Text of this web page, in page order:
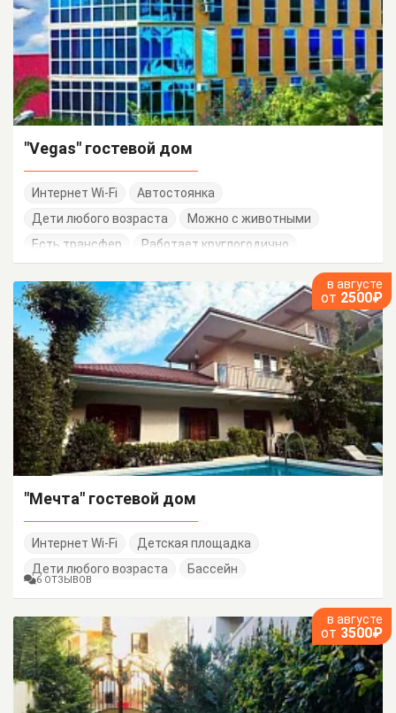
"Vegas" гостевой дом
Интернет Wi-Fi
Автостоянка
Дети любого возраста
Можно с животными
Есть трансфер
Работает круглогодично
в августе
от 2500₽
"Мечта" гостевой дом
Интернет Wi-Fi
Детская площадка
Дети любого возраста
Бассейн
6 ОТЗЫВОВ
в августе
от 3500₽